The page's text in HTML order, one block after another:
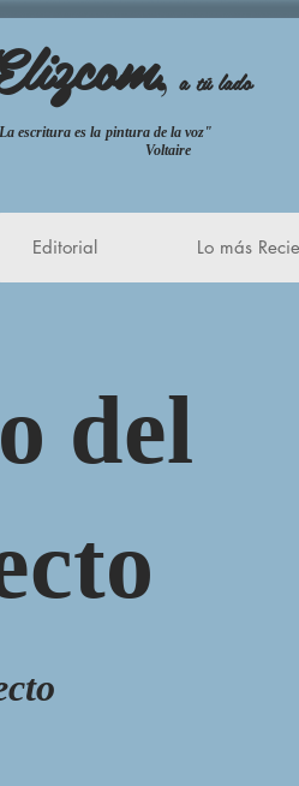
, a tú lado
escritura es la pintura de la
Voltaire
Editorial Lo más
del